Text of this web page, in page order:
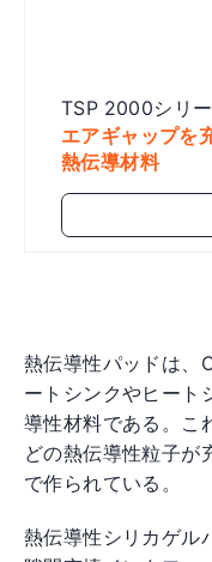
TSP 2000シリ
エアギャップを
熱伝導材料
熱伝導性パッドは、
ートシンクやヒート
導性材料である。こ
どの熱伝導性粒子が
で作られている。
熱伝導性シリカゲル